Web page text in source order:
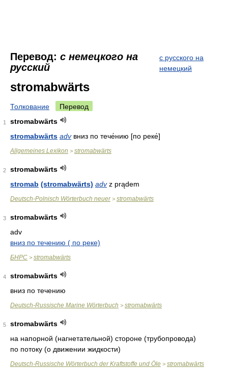
Перевод: с немецкого на
русский
с русского на
немецкий
stromabwärts
Толкование Перевод
1
stromabwärts
stromabwärts advвниз по тече́нию [по реке́]
Allgemeines Lexikon > stromabwärts
2
stromabwärts
stromab (stromabwärts) advz prądem
Deutsch-Polnisch Wörterbuch neuer> stromabwärts
3
stromabwärts
adv
вниз по течению ( по реке)
БНРС > stromabwärts
4
stromabwärts
вниз по течению
Deutsch-Russische Marine Wörterbuch > stromabwärts
5
stromabwärts
на напорной (нагнетательной) стороне (трубопровода)
по потоку (о движении жидкости)
Deutsch-Russische Wörterbuch der Kraftstoffe und Öle > stromabwärts